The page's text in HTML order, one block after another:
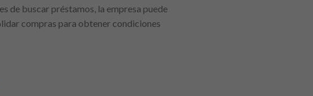
de buscar préstamos, la empresa puede
compras para obtener condiciones